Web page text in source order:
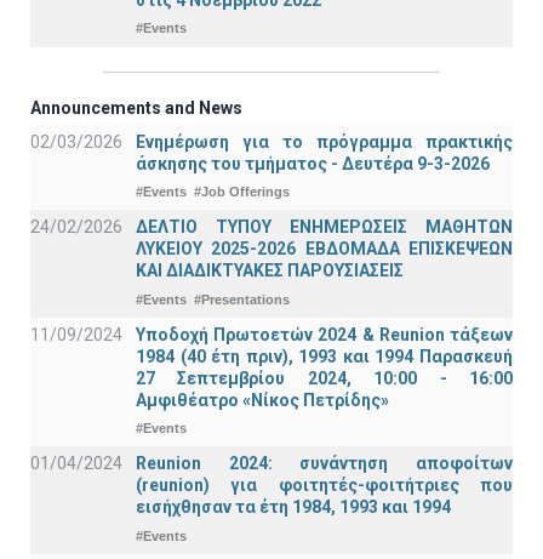
#Events
Announcements and News
02/03/2026
Ενημέρωση για το πρόγραμμα πρακτικής
άσκησης του τμήματος - Δευτέρα 9-3-2026
#Events #Job Offerings
24/02/2026
ΔΕΛΤΙΟ ΤΥΠΟΥ ΕΝΗΜΕΡΩΣΕΙΣ ΜΑΘΗΤΩΝ
ΛΥΚΕΙΟΥ 2025-2026 ΕΒΔΟΜΑΔΑ ΕΠΙΣΚΕΨΕΩΝ
ΚΑΙ ΔΙΑΔΙΚΤΥΑΚΕΣ ΠΑΡΟΥΣΙΑΣΕΙΣ
#Events #Presentations
11/09/2024
Υποδοχή Πρωτοετών 2024 & Reunion τάξεων
1984 (40 έτη πριν), 1993 και 1994 Παρασκευή
27 Σεπτεμβρίου 2024, 10:00 - 16:00
Αμφιθέατρο «Νίκος Πετρίδης»
#Events
01/04/2024
Reunion 2024: συνάντηση αποφοίτων
(reunion) για φοιτητές-φοιτήτριες που
εισήχθησαν τα έτη 1984, 1993 και 1994
#Events